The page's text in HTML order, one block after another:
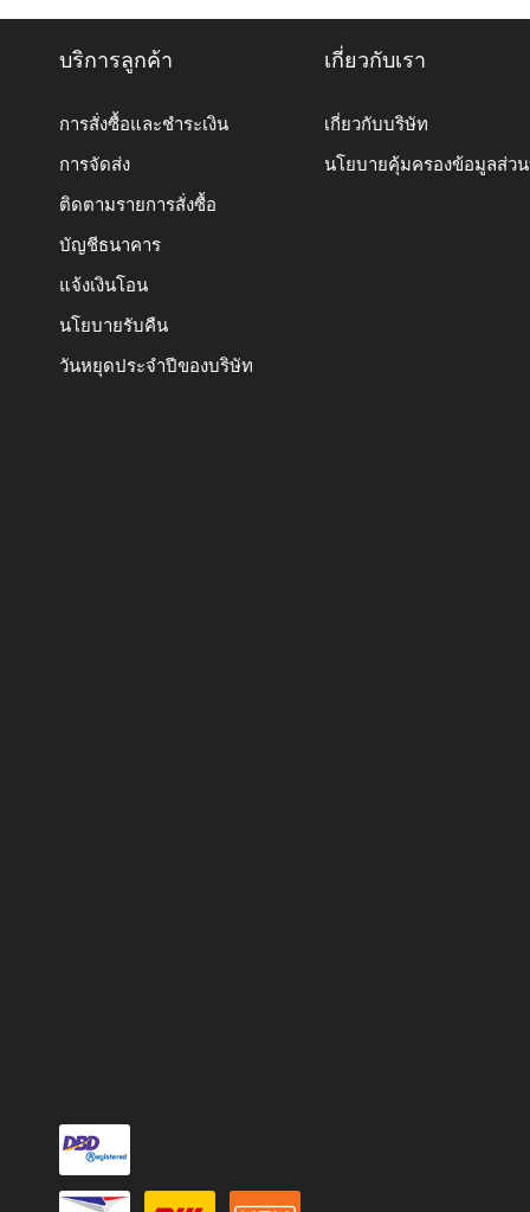
บริการลูกค้า
การสั่งซื้อและชำระเงิน
การจัดส่ง
ติดตามรายการสั่งซื้อ
บัญชีธนาคาร
แจ้งเงินโอน
นโยบายรับคืน
วันหยุดประจำปีของบริษัท
เกี่ยวกับเรา
เกี่ยวกับบริษัท
นโยบายคุ้มครองข้อมูลส่ว